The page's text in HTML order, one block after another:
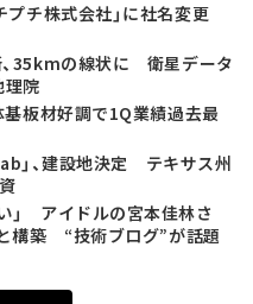
プチ株式会社」に社名変更
35kmの線状に 衛星データ
理院
基板材好調で1Q業績過去最
」、建設地決定 テキサス州
」 アイドルの宮本佳林さ
構築 “技術ブログ”が話題